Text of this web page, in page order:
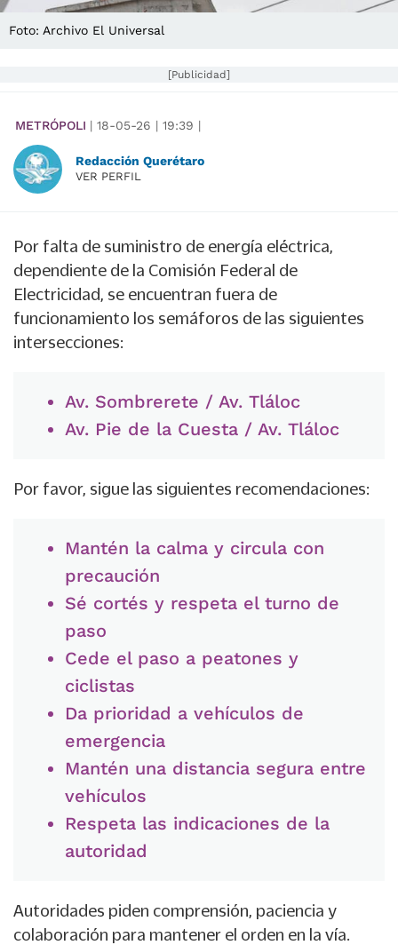
Foto: Archivo El Universal
[Publicidad]
METRÓPOLI | 18-05-26 | 19:39 |
Redacción Querétaro
VER PERFIL
Por falta de suministro de energía eléctrica,
dependiente de la Comisión Federal de
Electricidad, se encuentran fuera de
funcionamiento los semáforos de las siguientes
intersecciones:
Av. Sombrerete / Av. Tláloc
Av. Pie de la Cuesta / Av. Tláloc
Por favor, sigue las siguientes recomendaciones:
Mantén la calma y circula con
precaución
Sé cortés y respeta el turno de
paso
Cede el paso a peatones y
ciclistas
Da prioridad a vehículos de
emergencia
Mantén una distancia segura entre
vehículos
Respeta las indicaciones de la
autoridad
Autoridades piden comprensión, paciencia y
colaboración para mantener el orden en la vía.